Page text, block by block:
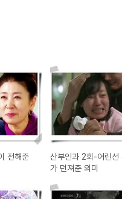
전해준
산부인과 2회-어린선
가 던져준 의미